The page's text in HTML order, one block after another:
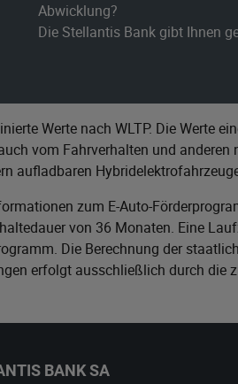
Abwicklung?
Die Stellantis Bank gibt Ihnen
Werte nach WLTP. Die Werte
vom Fahrverhalten und
aufladbaren
zum E-Auto-
von 36 Monaten. Eine
Die Berechnung der
erfolgt ausschließlich durch die
BANK SA